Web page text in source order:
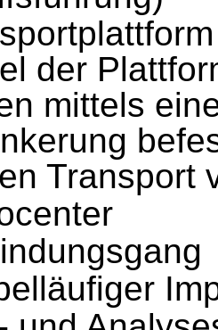
der
mittels
rung
Transport